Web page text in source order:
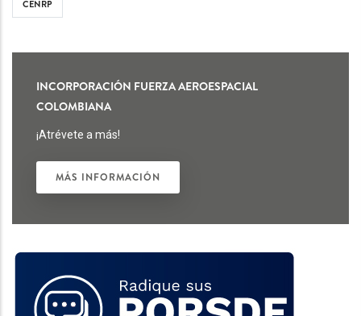
CENRP
INCORPORACIÓN FUERZA AEROESPACIAL
COLOMBIANA
¡Atrévete a más!
MÁS INFORMACIÓN